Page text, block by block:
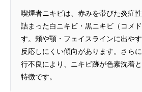
喫煙者ニキビは、赤みを帯びた炎症
詰まった白ニキビ・黒ニキビ（コメ
す。頬や顎・フェイスラインに出や
反応しにくい傾向があります。さら
行不良により、ニキビ跡が色素沈着
特徴です。